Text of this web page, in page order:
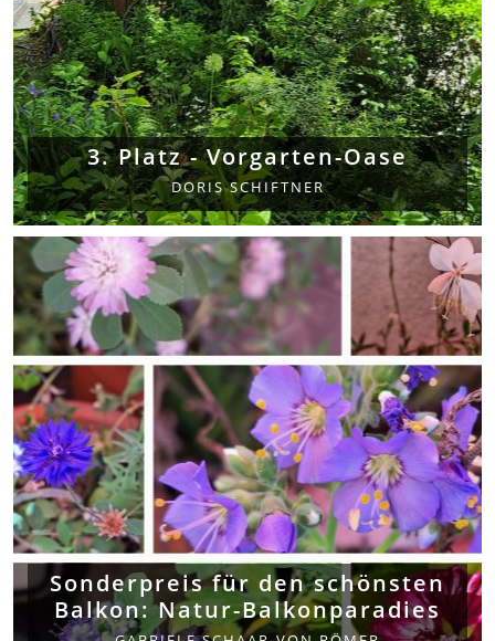
3. Platz - Vorgarten-Oase
DORIS SCHIFTNER
Sonderpreis für den schönsten
Balkon: Natur-Balkonparadies